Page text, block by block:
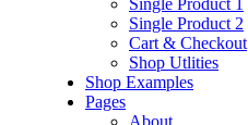
Single Product 1
Single Product 2
Cart & Checkout
Shop Utlities
Shop Examples
Pages